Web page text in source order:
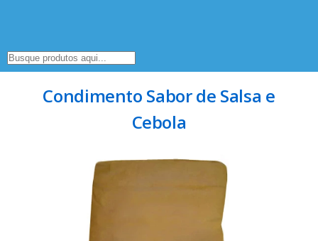
Condimento Sabor de Salsa e
Cebola